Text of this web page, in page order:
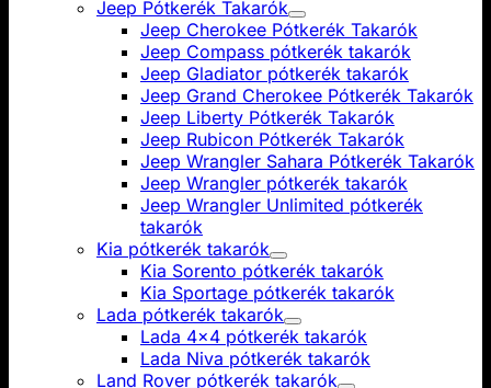
Jeep Pótkerék Takarók
Jeep Cherokee Pótkerék Takarók
Jeep Compass pótkerék takarók
Jeep Gladiator pótkerék takarók
Jeep Grand Cherokee Pótkerék Takarók
Jeep Liberty Pótkerék Takarók
Jeep Rubicon Pótkerék Takarók
Jeep Wrangler Sahara Pótkerék Takarók
Jeep Wrangler pótkerék takarók
Jeep Wrangler Unlimited pótkerék
takarók
Kia pótkerék takarók
Kia Sorento pótkerék takarók
Kia Sportage pótkerék takarók
Lada pótkerék takarók
Lada 4x4 pótkerék takarók
Lada Niva pótkerék takarók
Land Rover pótkerék takarók